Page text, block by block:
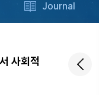
Journal
사회적